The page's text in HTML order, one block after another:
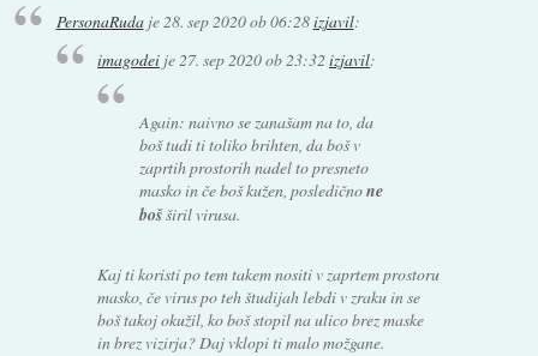
PersonaRudaje 28. sep 2020 ob 06:28izjavil:
imagodei je27. sep 2020 ob 23:32izjavil:
Again: naivno se zanašam na to, da
boš tudi ti toliko brihten, da boš v
zaprtih prostorih nadel to presneto
masko in če boš kužen, posledičnone
bošširil virusa.
Kaj ti koristi po tem takem nositi v zaprtem prostoru
masko, če virus po teh študijah lebdi v zraku in se
boš takoj okužil, ko boš stopil na ulico brez maske
in brez vizirja? Daj vklopi ti malo možgane.